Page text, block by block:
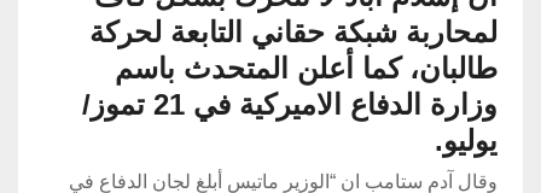
لمحاربة شبكة حقاني التابعة لحركة
طالبان، كما أعلن المتحدث باسم
وزارة الدفاع الاميركية في 21 تموز/
يوليو.
وقال آدم ستامب ان “الوزير ماتيس أبلغ لجان الدفاع في